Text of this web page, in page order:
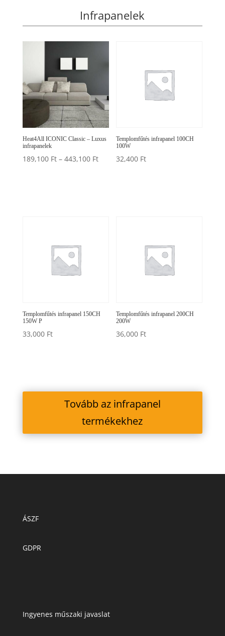
Infrapanelek
Heat4All ICONIC Classic – Luxus
infrapanelek
189,100 Ft – 443,100 FtÁrtartomány:
Templomfűtés infrapanel 100CH
100W
32,400 Ft
Templomfűtés infrapanel 150CH
150W P
33,000 Ft
Templomfűtés infrapanel 200CH
200W
36,000 Ft
Tovább az infrapanel
termékekhez
ÁSZF
GDPR
Ingyenes műszaki javaslat